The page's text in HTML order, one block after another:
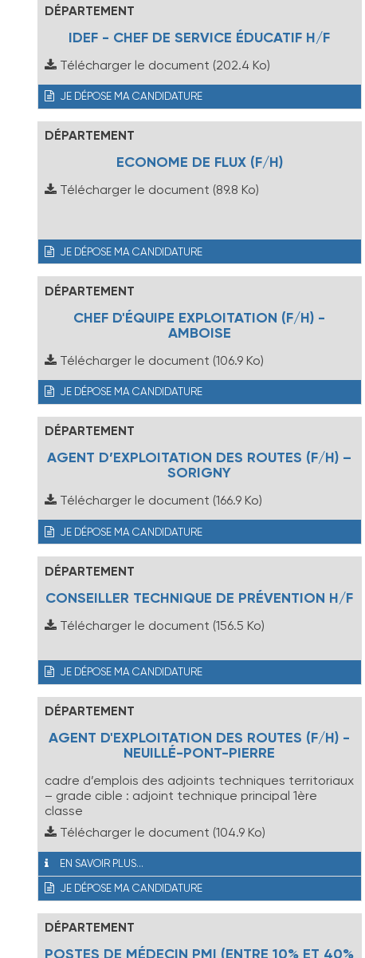
DÉPARTEMENT
IDEF - CHEF DE SERVICE ÉDUCATIF H/F
Télécharger le document (202.4 Ko)
JE DÉPOSE MA CANDIDATURE
DÉPARTEMENT
ECONOME DE FLUX (F/H)
Télécharger le document (89.8 Ko)
JE DÉPOSE MA CANDIDATURE
DÉPARTEMENT
CHEF D'ÉQUIPE EXPLOITATION (F/H) -
AMBOISE
Télécharger le document (106.9 Ko)
JE DÉPOSE MA CANDIDATURE
DÉPARTEMENT
AGENT D’EXPLOITATION DES ROUTES (F/H) –
SORIGNY
Télécharger le document (166.9 Ko)
JE DÉPOSE MA CANDIDATURE
DÉPARTEMENT
CONSEILLER TECHNIQUE DE PRÉVENTION H/F
Télécharger le document (156.5 Ko)
JE DÉPOSE MA CANDIDATURE
DÉPARTEMENT
AGENT D'EXPLOITATION DES ROUTES (F/H) -
NEUILLÉ-PONT-PIERRE
cadre d’emplois des adjoints techniques territoriaux
– grade cible : adjoint technique principal 1ère
classe
Télécharger le document (104.9 Ko)
EN SAVOIR PLUS...
JE DÉPOSE MA CANDIDATURE
DÉPARTEMENT
POSTES DE MÉDECIN PMI (ENTRE 10% ET 40%